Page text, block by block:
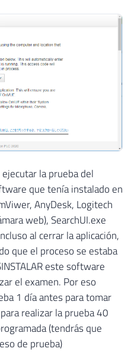
la prueba del
que tenía instalado en
AnyDesk, Logitech
web), SearchUI.exe
al cerrar la aplicación,
que el proceso se estaba
este software
el examen. Por eso
1 día antes para tomar
realizar la prueba 40
(tendrás que
de prueba)